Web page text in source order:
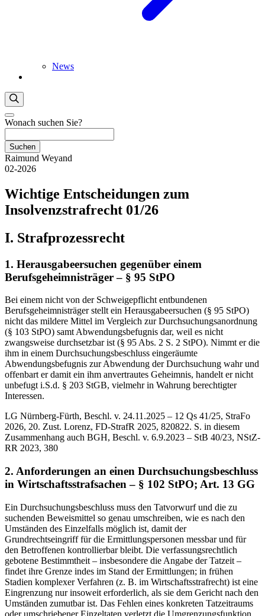
News
Wonach suchen Sie?
Suchen
Raimund Weyand
02-2026
Wichtige Entscheidungen zum
Insolvenzstrafrecht 01/26
I. Strafprozessrecht
1. Herausgabeersuchen gegenüber einem
Berufsgeheimnisträger – § 95 StPO
Bei einem nicht von der Schweigepflicht entbundenen
Berufsgeheimnisträger stellt ein Herausgabeersuchen (§ 95 StPO)
nicht das mildere Mittel im Vergleich zur Durchsuchungsanordnung
(§ 103 StPO) samt Abwendungsbefugnis dar, weil es nicht
zwangsweise durchsetzbar ist (§ 95 Abs. 2 S. 2 StPO). Nimmt er die
ihm in einem Durchsuchungsbeschluss eingeräumte
Abwendungsbefugnis zur Abwendung der Durchsuchung wahr und
offenbart er damit ein ihm anvertrautes Geheimnis, handelt er nicht
unbefugt i.S.d. § 203 StGB, vielmehr in Wahrung berechtigter
Interessen.
LG Nürnberg-Fürth, Beschl. v. 24.11.2025 – 12 Qs 41/25, StraFo
2026, 20. Zust. Lorenz, FD-StrafR 2025, 820822. S. in diesem
Zusammenhang auch BGH, Beschl. v. 6.9.2023 – StB 40/23, NStZ-
RR 2023, 380
2. Anforderungen an einen Durchsuchungsbeschluss
in Wirtschaftsstrafsachen – § 102 StPO; Art. 13 GG
Ein Durchsuchungsbeschluss muss den Tatvorwurf und die zu
suchenden Beweismittel so genau umschreiben, wie es nach den
Umständen des Einzelfalls möglich ist, damit der
Grundrechtseingriff für die Ermittlungspersonen messbar und für
den Betroffenen kontrollierbar bleibt. Die verfassungsrechtlich
gebotene Bestimmtheit – insbesondere die Angabe der Tatzeit –
findet ihre Grenze indes im Stand der Ermittlungen; in frühen
Stadien komplexer Verfahren (z. B. im Wirtschaftsstrafrecht) ist eine
Eingrenzung nur insoweit erforderlich, als sie dem Gericht nach den
Umständen zumutbar ist. Das Fehlen eines konkreten Tatzeitraums
oder umschriebener Einzeltaten verletzt die Umgrenzungsfunktion